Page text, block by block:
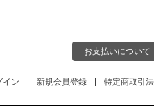
お支払いについて
イン 新規会員登録 特定商取引